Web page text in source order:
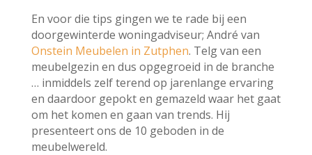
En voor die tips gingen we te rade bij een
doorgewinterde woningadviseur; André van
Onstein Meubelen in Zutphen. Telg van een
meubelgezin en dus opgegroeid in de branche
… inmiddels zelf terend op jarenlange ervaring
en daardoor gepokt en gemazeld waar het gaat
om het komen en gaan van trends. Hij
presenteert ons de 10 geboden in de
meubelwereld.